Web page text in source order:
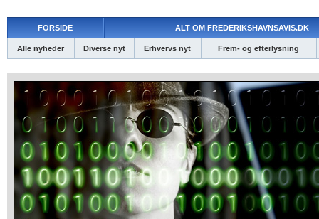
FORSIDE ALT OM FREDERIKSHAVNSAVIS.DK
Alle nyheder Diverse nyt Erhvervs nyt Frem- og efterlysning